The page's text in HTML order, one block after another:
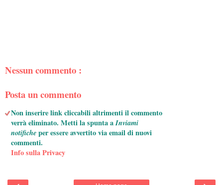
Nessun commento :
Posta un commento
Non inserire link cliccabili altrimenti il commento
verrà eliminato. Metti la spunta aInviami
notificheper essere avvertito via email di nuovi
commenti.
Info sulla Privacy